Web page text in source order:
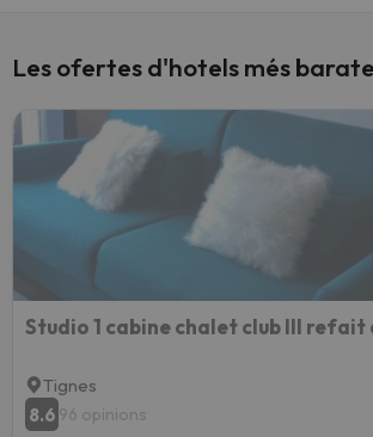
Les ofertes d'hotels més
Tignes
8.6 96 opinions